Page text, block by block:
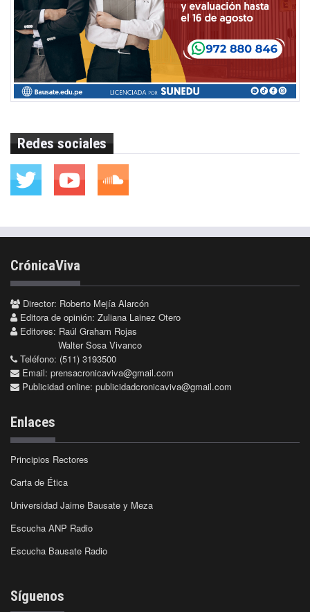
Redes sociales
CrónicaViva
Director: Roberto Mejía Alarcón
Editora de opinión: Zuliana Lainez Otero
Editores: Raúl Graham Rojas
Walter Sosa Vivanco
Teléfono: (511) 3193500
Email: prensacronicaviva@gmail.com
Publicidad online: publicidadcronicaviva@gmail.com
Enlaces
Principios Rectores
Carta de Ética
Universidad Jaime Bausate y Meza
Escucha ANP Radio
Escucha Bausate Radio
Síguenos